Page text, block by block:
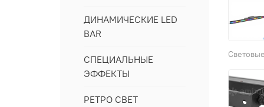
ДИНАМИЧЕСКИЕ LED
BAR
СПЕЦИАЛЬНЫЕ
ЭФФЕКТЫ
РЕТРО СВЕТ